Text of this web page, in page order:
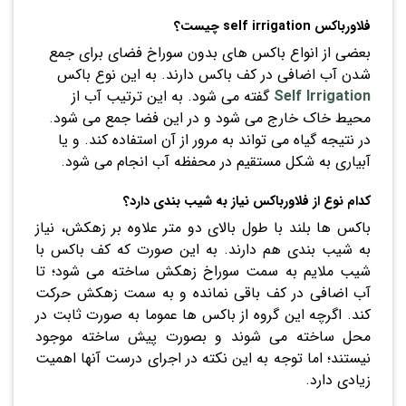
فلاورباکس self irrigation چیست؟
بعضی از انواع باکس های بدون سوراخ فضای برای جمع
شدن آب اضافی در کف باکس دارند. به این نوع باکس
Self Irrigation گفته می شود. به این ترتیب آب از
محیط خاک خارج می شود و در این فضا جمع می شود.
در نتیجه گیاه می تواند به مرور از آن استفاده کند. و یا
آبیاری به شکل مستقیم در محفظه آب انجام می شود.
کدام نوع از فلاورباکس نیاز به شیب بندی دارد؟
باکس ها بلند با طول بالای دو متر علاوه بر زهکش، نیاز
به شیب بندی هم دارند. به این صورت که کف باکس با
شیب ملایم به سمت سوراخ زهکش ساخته می شود؛ تا
آب اضافی در کف باقی نمانده و به سمت زهکش حرکت
کند. اگرچه این گروه از باکس ها عموما به صورت ثابت در
محل ساخته می شوند و بصورت پیش ساخته موجود
نیستند؛ اما توجه به این نکته در اجرای درست آنها اهمیت
زیادی دارد.